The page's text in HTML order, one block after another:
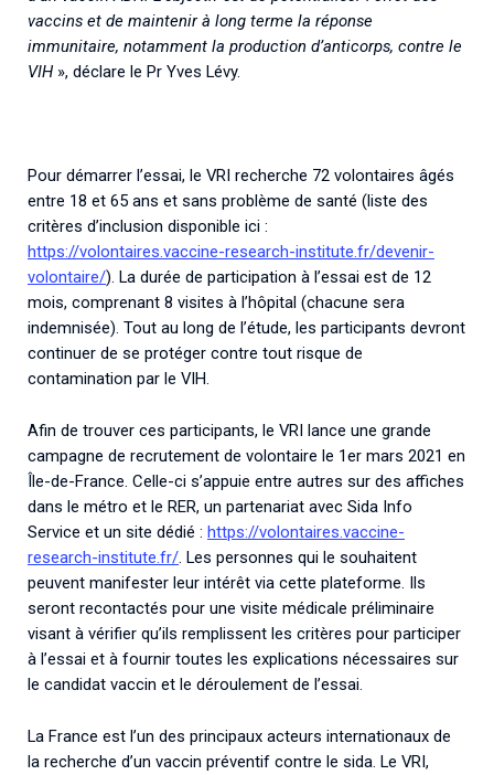
vaccins et de maintenir à long terme la réponse
immunitaire, notamment la production d’anticorps, contre le
VIH », déclare le Pr Yves Lévy.
Pour démarrer l’essai, le VRI recherche 72 volontaires âgés
entre 18 et 65 ans et sans problème de santé (liste des
critères d’inclusion disponible ici :
https://volontaires.vaccine-research-institute.fr/devenir-
volontaire/). La durée de participation à l’essai est de 12
mois, comprenant 8 visites à l’hôpital (chacune sera
indemnisée). Tout au long de l’étude, les participants devront
continuer de se protéger contre tout risque de
contamination par le VIH.
Afin de trouver ces participants, le VRI lance une grande
campagne de recrutement de volontaire le 1er mars 2021 en
Île-de-France. Celle-ci s’appuie entre autres sur des affiches
dans le métro et le RER, un partenariat avec Sida Info
Service et un site dédié : https://volontaires.vaccine-
research-institute.fr/. Les personnes qui le souhaitent
peuvent manifester leur intérêt via cette plateforme. Ils
seront recontactés pour une visite médicale préliminaire
visant à vérifier qu’ils remplissent les critères pour participer
à l’essai et à fournir toutes les explications nécessaires sur
le candidat vaccin et le déroulement de l’essai.
La France est l’un des principaux acteurs internationaux de
la recherche d’un vaccin préventif contre le sida. Le VRI,